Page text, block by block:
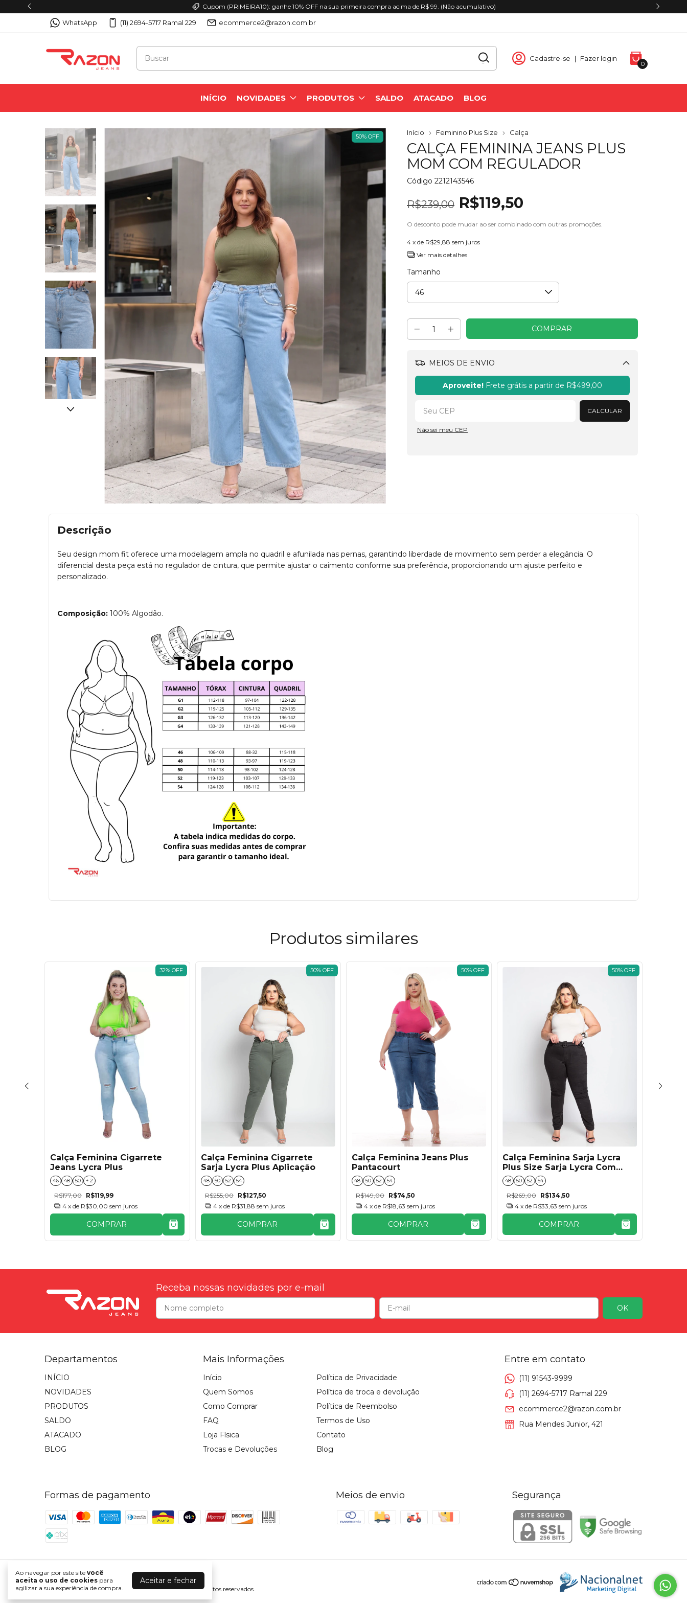
Cupom (PRIMEIRA10): ganhe 10% OFF na sua primeira compra acima de R$ 99. (Não acumulativo)
WhatsApp (11) 2694-5717 Ramal 229 ecommerce2@razon.com.br
Cadastre-se | Fazer login
0
INÍCIO NOVIDADES PRODUTOS SALDO ATACADO BLOG
Ao navegar por este site você
aceita o uso de cookies para
agilizar a sua experiência de compra.
Aceitar e fechar
50% OFF Início Feminino Plus Size Calça
CALÇA FEMININA JEANS PLUS
MOM COM REGULADOR
Código 2212143546
R$239,00 R$119,50
O desconto pode mudar ao ser combinado com outras promoções.
4 x de R$29,88 sem juros
Ver mais detalhes
Tamanho
MEIOS DE ENVIO
Aproveite! Frete grátis a partir de R$499,00
CALCULAR
Não sei meu CEP
Descrição
Seu design mom fit oferece uma modelagem ampla no quadril e afunilada nas pernas, garantindo liberdade de movimento sem perder a elegância. O
diferencial desta peça está no regulador de cintura, que permite ajustar o caimento conforme sua preferência, proporcionando um ajuste perfeito e
personalizado.
Composição: 100% Algodão.
Produtos similares
32% OFF
Calça Feminina Cigarrete
Jeans Lycra Plus
46 48 50 + 2
R$177,00 R$119,99
4 x de R$30,00 sem juros
COMPRAR
50% OFF
Calça Feminina Cigarrete
Sarja Lycra Plus Aplicação
48 50 52 54
R$255,00 R$127,50
4 x de R$31,88 sem juros
COMPRAR
50% OFF
Calça Feminina Jeans Plus
Pantacourt
48 50 52 54
R$149,00 R$74,50
4 x de R$18,63 sem juros
COMPRAR
50% OFF
Calça Feminina Sarja Lycra
Plus Size Sarja Lycra Com
Fivela - Preto
48 50 52 54
R$269,00 R$134,50
4 x de R$33,63 sem juros
COMPRAR
Receba nossas novidades por e-mail
Departamentos
INÍCIO
NOVIDADES
PRODUTOS
SALDO
ATACADO
BLOG
Mais Informações
Início
Quem Somos
Como Comprar
FAQ
Loja Física
Trocas e Devoluções
Política de Privacidade
Política de troca e devolução
Política de Reembolso
Termos de Uso
Contato
Blog
Entre em contato
(11) 91543-9999
(11) 2694-5717 Ramal 229
ecommerce2@razon.com.br
Rua Mendes Junior, 421
Formas de pagamento Meios de envio Segurança
Razon Jeans
©2026. RAZON JEANS - 05895085000137. Todos os direitos reservados.